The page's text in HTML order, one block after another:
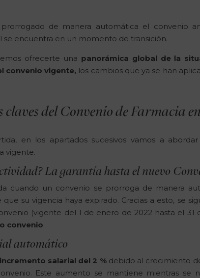
de manera automática el convenio
encuentra en un momento de transición.
ofrecerte una panorámica global de la
convenio vigente, los cambios que ya se han
claves del Convenio de Farmacia
en los apartados sucesivos vamos a
vigente.
La garantía hasta el nuevo
cuando un convenio se prorroga de manera
su vigencia haya expirado. Gracias a esto, se
(vigente del 1 de enero de 2022 hasta el 31
convenio.
automático
incremento salarial del 2 %debido al crecimiento
Este aumento se mantiene mientras se